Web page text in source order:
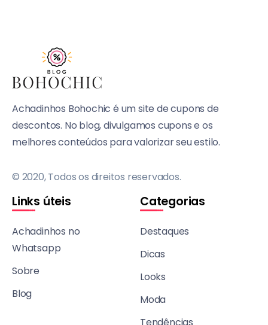
Achadinhos Bohochic é um site de cupons de
descontos. No blog, divulgamos cupons e os
melhores conteúdos para valorizar seu estilo.
© 2020, Todos os direitos reservados.
Links úteis
Achadinhos no
Whatsapp
Sobre
Blog
Categorias
Destaques
Dicas
Looks
Moda
Tendências